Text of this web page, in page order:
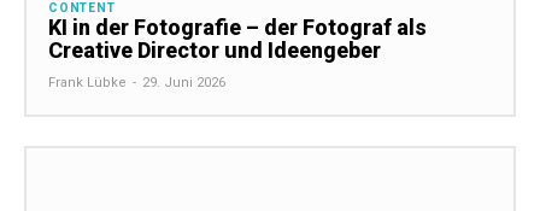
CONTENT
KI in der Fotografie – der Fotograf als
Creative Director und Ideengeber
Frank Lübke - 29. Juni 2026